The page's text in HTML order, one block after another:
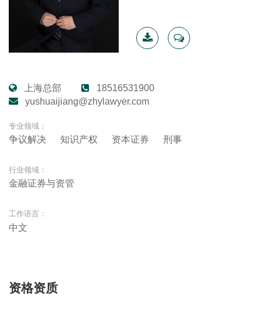
上海总部
18516531900
yushuaijiang@zhylawyer.com
专业领域：
争议解决 知识产权 资本证券 刑事
行业领域：
金融证券与资管
工作语言：
中文
资格资质